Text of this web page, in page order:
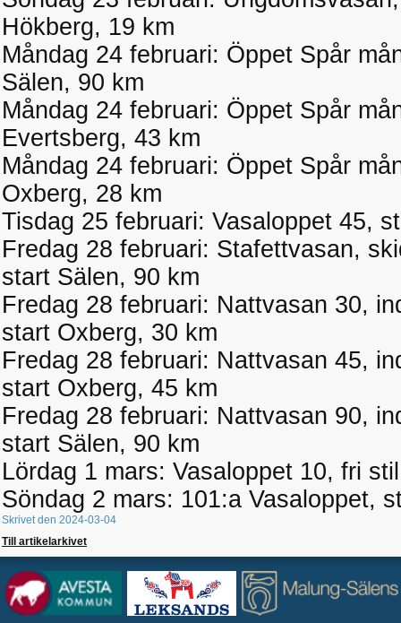
Hökberg, 19 km
Måndag 24 februari: Öppet Spår
Sälen, 90 km
Måndag 24 februari: Öppet Spår
Evertsberg, 43 km
Måndag 24 februari: Öppet Spår
Oxberg, 28 km
Tisdag 25 februari: Vasaloppet 45,
Fredag 28 februari: Stafettvasan,
start Sälen, 90 km
Fredag 28 februari: Nattvasan 30,
start Oxberg, 30 km
Fredag 28 februari: Nattvasan 45,
start Oxberg, 45 km
Fredag 28 februari: Nattvasan 90,
start Sälen, 90 km
Lördag 1 mars: Vasaloppet 10, fri
Söndag 2 mars: 101:a Vasaloppet,
Skrivet den 2024-03-04
Till artikelarkivet